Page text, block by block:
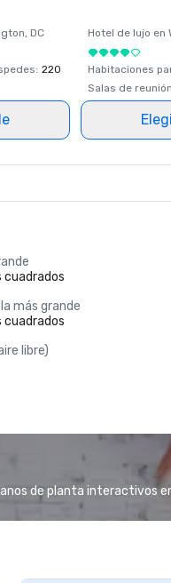
, DC
: 220
Hotel de lujo en
Habitaciones
Salas de reunión
cuadrados
más grande
cuadrados
libre)
de planta interactivos